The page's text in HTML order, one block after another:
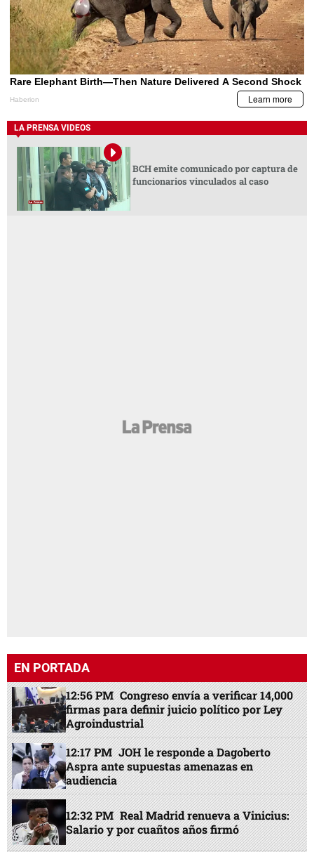
LA PRENSA VIDEOS
BCH emite comunicado por captura de
funcionarios vinculados al caso
EN PORTADA
12:56 PM Congreso envía a verificar 14,000
firmas para definir juicio político por Ley
Agroindustrial
12:17 PM JOH le responde a Dagoberto
Aspra ante supuestas amenazas en
audiencia
12:32 PM Real Madrid renueva a Vinicius:
Salario y por cuañtos años firmó